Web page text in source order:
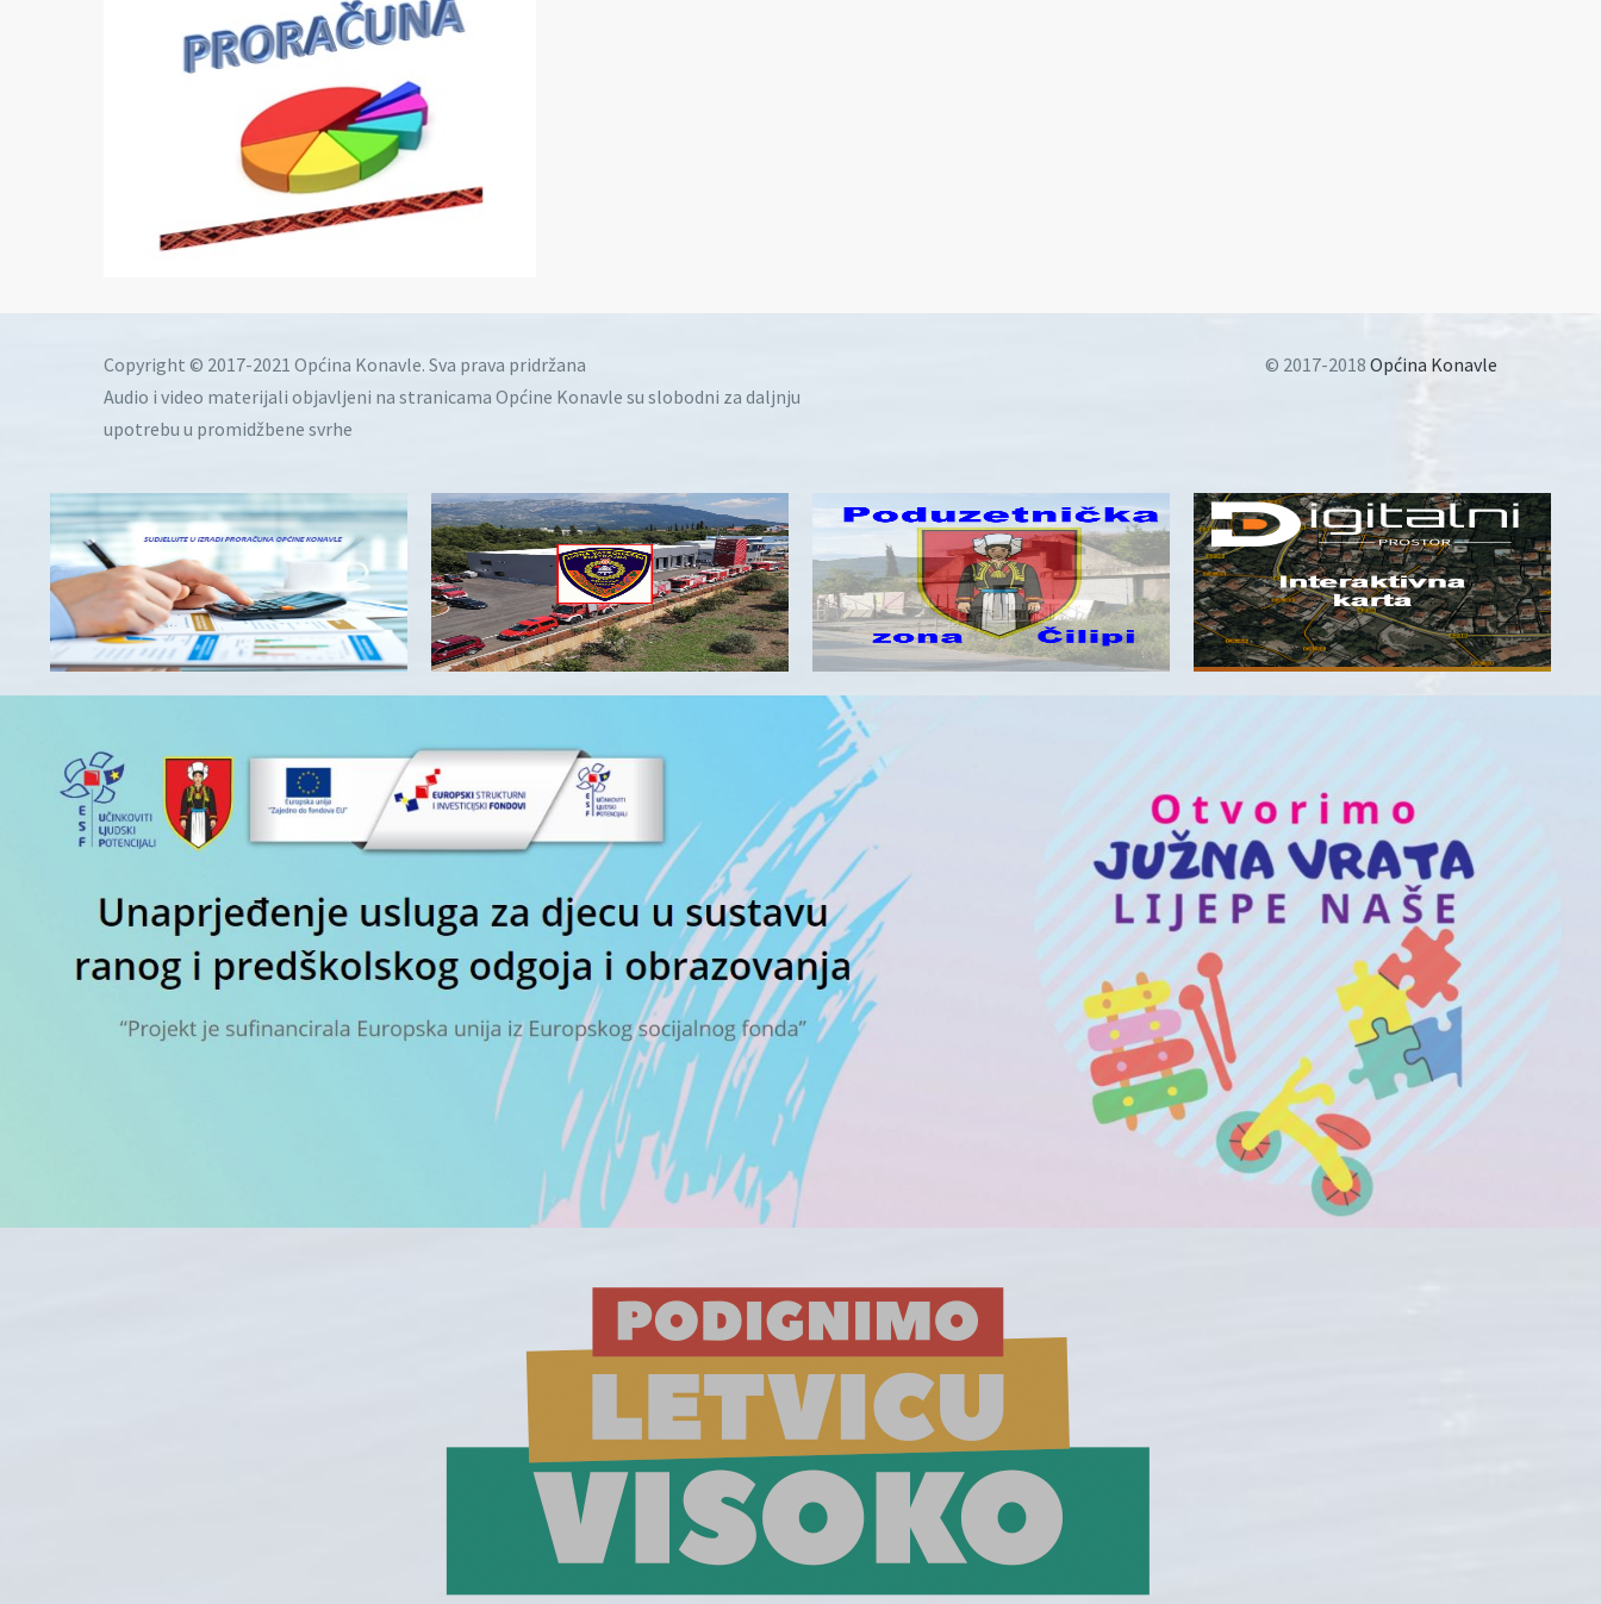
Copyright © 2017-2021 Općina Konavle. Sva prava pridržana
Audio i video materijali objavljeni na stranicama Općine Konavle su slobodni za daljnju
upotrebu u promidžbene svrhe
© 2017-2018 Općina Konavle